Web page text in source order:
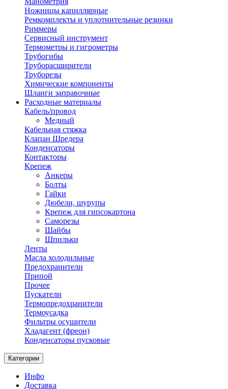
Ножницы капиллярные
Ремкомплекты и уплотнительные резинки
Риммеры
Сервисный инструмент
Термометры и гигрометры
Трубогибы
Труборасширители
Труборезы
Химические компоненты
Шланги заправочные
Расходные материалы
Кабель/провод
Медный
Кабельная стяжка
Клапан Шредера
Конденсаторы
Контакторы
Крепеж
Анкеры
Болты
Гайки
Дюбели, шурупы
Крепеж для гипсокартона
Саморезы
Шайбы
Шпильки
Ленты
Масла холодильные
Предохранители
Припой
Прочее
Пускатели
Термопредохранители
Термоусадка
Фильтры осушители
Хладагент (фреон)
Конденсаторы пусковые
Категории
Инфо
Доставка